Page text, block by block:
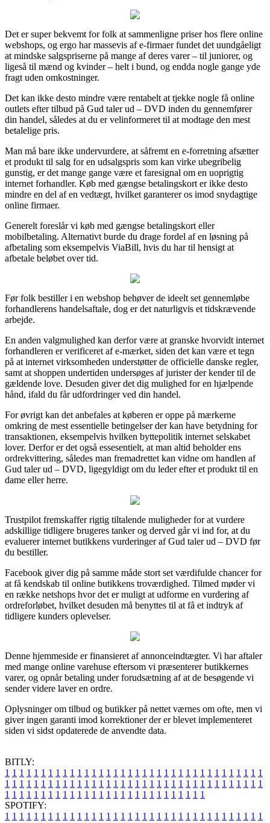
Det er super bekvemt for folk at sammenligne priser hos flere online
webshops, og ergo har massevis af e-firmaer fundet det uundgåeligt
at mindske salgspriserne på mange af deres varer – til juniorer, og
ligeså til mænd og kvinder – helt i bund, og endda nogle gange yde
fragt uden omkostninger.
Det kan ikke desto mindre være rentabelt at tjekke nogle få online
outlets efter tilbud på Gud taler ud – DVD inden du gennemfører
din handel, således at du er velinformeret til at modtage den mest
betalelige pris.
Man må bare ikke undervurdere, at såfremt en e-forretning afsætter
et produkt til salg for en udsalgspris som kan virke ubegribelig
gunstig, er det mange gange være et faresignal om en uoprigtig
internet forhandler. Køb med gængse betalingskort er ikke desto
mindre en del af en vedtægt, hvilket garanterer os imod snydagtige
online firmaer.
Generelt foreslår vi køb med gængse betalingskort eller
mobilbetaling. Alternativt burde du drage fordel af en løsning på
afbetaling som eksempelvis ViaBill, hvis du har til hensigt at
afbetale beløbet over tid.
Før folk bestiller i en webshop behøver de ideelt set gennemløbe
forhandlerens handelsaftale, dog er det naturligvis et tidskrævende
arbejde.
En anden valgmulighed kan derfor være at granske hvorvidt internet
forhandleren er verificeret af e-mærket, siden det kan være et tegn
på at internet virksomheden understøtter de officielle danske regler,
samt at shoppen undertiden undersøges af jurister der kender til de
gældende love. Desuden giver det dig mulighed for en hjælpende
hånd, ifald du får udfordringer ved din handel.
For øvrigt kan det anbefales at køberen er oppe på mærkerne
omkring de mest essentielle betingelser der kan have betydning for
transaktionen, eksempelvis hvilken byttepolitik internet selskabet
lover. Derfor er det også essesentielt, at man altid beholder ens
ordrekvittering, således man fremadrettet kan vidne om handlen af
Gud taler ud – DVD, ligegyldigt om du leder efter et produkt til en
dame eller herre.
Trustpilot fremskaffer rigtig tiltalende muligheder for at vurdere
adskillige tidligere brugeres tanker og derved går vi ind for, at du
evaluerer internet butikkens vurderinger af Gud taler ud – DVD før
du bestiller.
Facebook giver dig på samme måde stort set værdifulde chancer for
at få kendskab til online butikkens troværdighed. Tilmed møder vi
en række netshops hvor det er muligt at udforme en vurdering af
ordreforløbet, hvilket desuden må benyttes til at få et indtryk af
tidligere kunders oplevelser.
Denne hjemmeside er finansieret af annonceindtægter. Vi har aftaler
med mange online varehuse eftersom vi præsenterer butikkernes
varer, og opnår betaling under forudsætning af at de besøgende vi
sender videre laver en ordre.
Oplysninger om tilbud og butikker på nettet værnes om ofte, men vi
giver ingen garanti imod korrektioner der er blevet implementeret
siden vi sidst opdaterede de anvendte data.
BITLY:
1 1 1 1 1 1 1 1 1 1 1 1 1 1 1 1 1 1 1 1 1 1 1 1 1 1 1 1 1 1 1 1 1 1 1 1
1 1 1 1 1 1 1 1 1 1 1 1 1 1 1 1 1 1 1 1 1 1 1 1 1 1 1 1 1 1 1 1 1 1 1 1
1 1 1 1 1 1 1 1 1 1 1 1 1 1 1 1 1 1 1 1 1 1 1 1 1 1 1 1
SPOTIFY:
1 1 1 1 1 1 1 1 1 1 1 1 1 1 1 1 1 1 1 1 1 1 1 1 1 1 1 1 1 1 1 1 1 1 1 1